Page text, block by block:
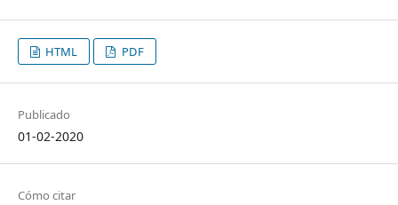
HTML PDF
Publicado
01-02-2020
Cómo citar